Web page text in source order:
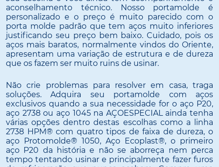
aconselhamento técnico. Nosso portamolde é
personalizado e o preço é muito parecido com o
porta molde padrão que tem aços muito inferiores
justificando seu preço bem baixo. Cuidado, pois os
aços mais baratos, normalmente vindos do Oriente,
apresentam uma variação de estrutura e de dureza
que os fazem ser muito ruins de usinar.
Não crie problemas para resolver em casa, traga
soluções. Adquira seu portamolde com aços
exclusivos quando a sua necessidade for o aço P20,
aço 2738 ou aço 1045 na AÇOESPECIAL ainda tenha
várias opções dentro destas escolhas como a linha
2738 HPM® com quatro tipos de faixa de dureza, o
aço Protomolde® 1050, Aço Ecoplast®, o primeiro
aço P20 da história e não se aborreça nem perca
tempo tentando usinar e principalmente fazer furos